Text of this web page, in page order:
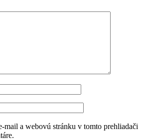
mail a webovú stránku v tomto prehliadači